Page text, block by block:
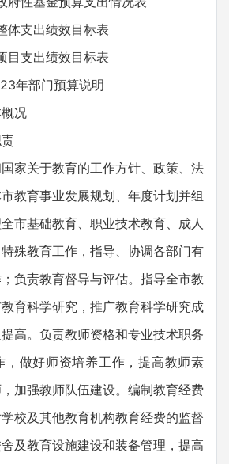
支出绩效目标表
支出绩效目标表
部门预算说明
况
关于教育的工作方针、政策、法
教育事业发展规划、年度计划并组
市基础教育、职业技术教育、成人
殊教育工作，指导、协调各部门有
负责教育督导与评估。指导全市教
育科学研究，推广教育科学研究成
高。负责教师资格和专业技术职务
，做好师资培养工作，提高教师素
加强教师队伍建设。编制教育经费
校及其他教育机构教育经费的监督
及教育设施建设和装备管理，提高